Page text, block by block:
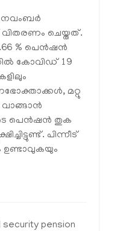
നവംബര്‍
ചെയ്തത്.
% പെന്‍ഷന്‍
കോവിഡ് 19
മറ്റു
പെന്‍ഷന്‍ തുക
പിന്നീട്
pension